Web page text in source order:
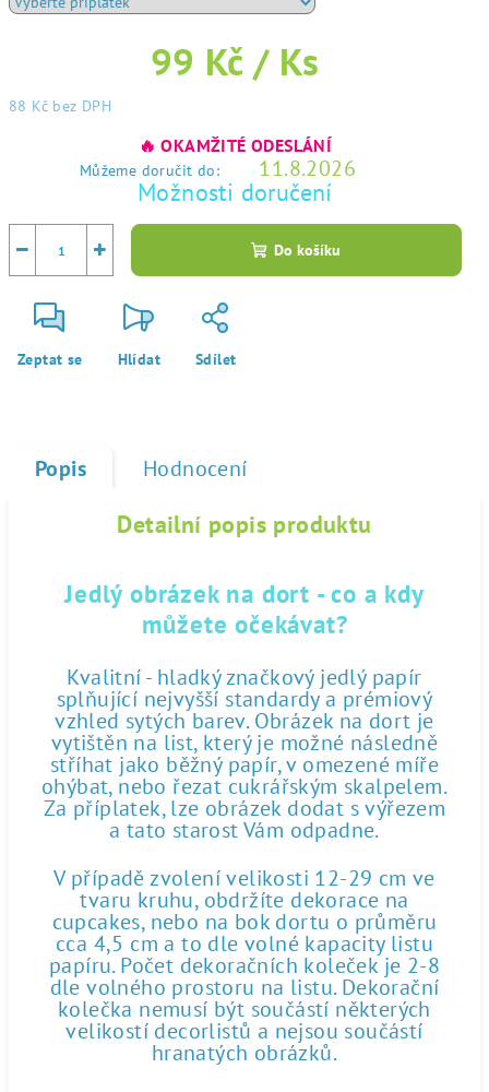
99 Kč / Ks
88 Kč bez DPH
🔥 OKAMŽITÉ ODESLÁNÍ
Můžeme doručit do: 11.8.2026
Možnosti doručení
+
− Do košíku
Zeptat se Hlídat Sdílet
Popis Hodnocení
Detailní popis produktu
Jedlý obrázek na dort - co a kdy
můžete očekávat?
Kvalitní - hladký značkový jedlý papír
splňující nejvyšší standardy a prémiový
vzhled sytých barev. Obrázek na dort je
vytištěn na list, který je možné následně
stříhat jako běžný papír, v omezené míře
ohýbat, nebo řezat cukrářským skalpelem.
Za příplatek, lze obrázek dodat s výřezem
a tato starost Vám odpadne.
V případě zvolení velikosti 12-29 cm ve
tvaru kruhu, obdržíte dekorace na
cupcakes, nebo na bok dortu o průměru
cca 4,5 cm a to dle volné kapacity listu
papíru. Počet dekoračních koleček je 2-8
dle volného prostoru na listu. Dekorační
kolečka nemusí být součástí některých
velikostí decorlistů a nejsou součástí
hranatých obrázků.